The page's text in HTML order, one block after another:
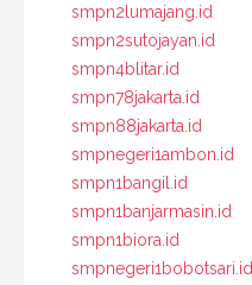
smpn2lumajang.id
smpn2sutojayan.id
smpn4blitar.id
smpn78jakarta.id
smpn88jakarta.id
smpnegeri1ambon.id
smpn1bangil.id
smpn1banjarmasin.id
smpn1biora.id
smpnegeri1bobotsari.id